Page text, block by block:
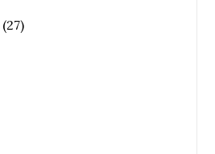
(27)